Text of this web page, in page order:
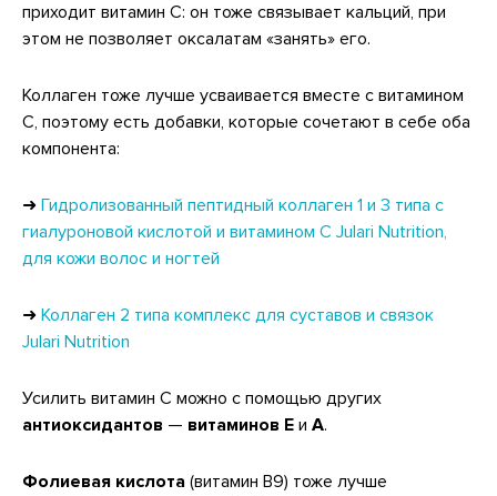
приходит витамин С: он тоже связывает кальций, при
этом не позволяет оксалатам «занять» его.
Коллаген тоже лучше усваивается вместе с витамином
C, поэтому есть добавки, которые сочетают в себе оба
компонента:
➜ Гидролизованный пептидный коллаген 1 и 3 типа с
гиалуроновой кислотой и витамином С Julari Nutrition,
для кожи волос и ногтей
➜ Коллаген 2 типа комплекс для суставов и связок
Julari Nutrition
Усилить витамин С можно с помощью других
антиоксидантов — витаминов E и A.
Фолиевая кислота (витамин B9) тоже лучше